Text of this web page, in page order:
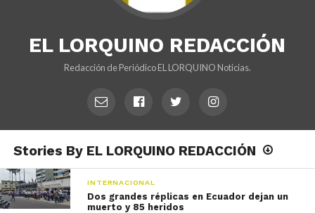
EL LORQUINO REDACCIÓN
Redacción de Periódico EL LORQUINO Noticias.
Stories By EL LORQUINO REDACCIÓN
INTERNACIONAL
Dos grandes réplicas en Ecuador dejan un
muerto y 85 heridos